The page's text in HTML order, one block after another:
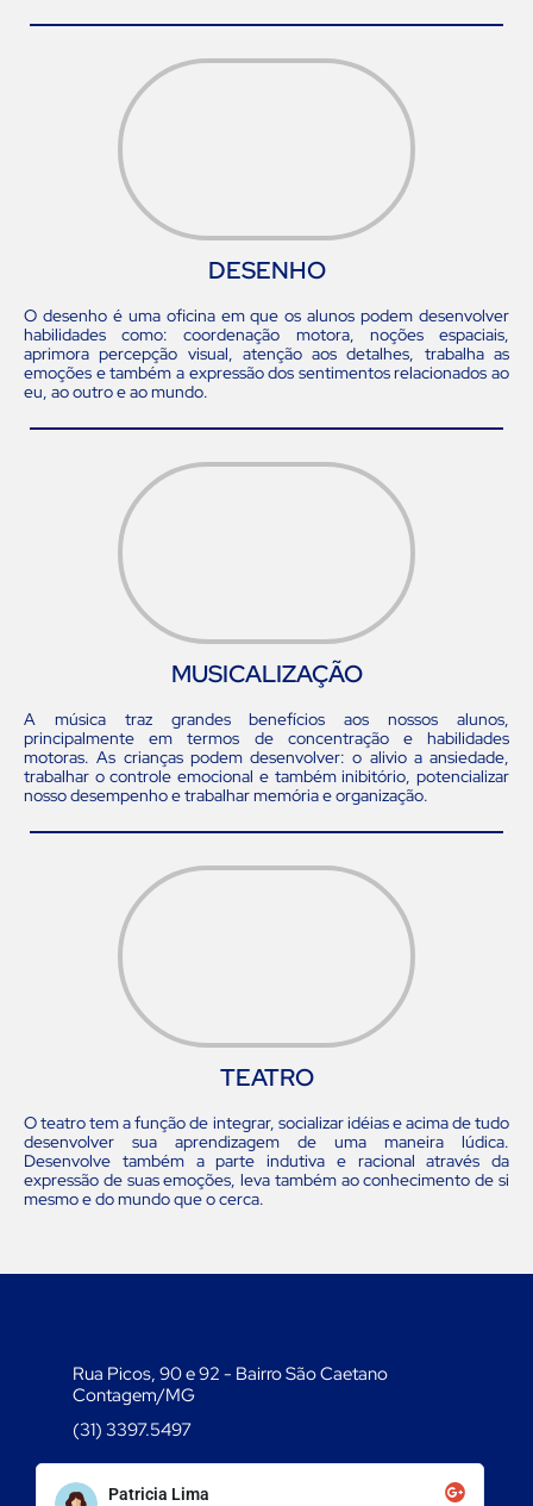
DESENHO
O desenho é uma oficina em que os alunos podem desenvolver
habilidades como: coordenação motora, noções espaciais,
aprimora percepção visual, atenção aos detalhes, trabalha as
emoções e também a expressão dos sentimentos relacionados ao
eu, ao outro e ao mundo.
MUSICALIZAÇÃO
A música traz grandes benefícios aos nossos alunos,
principalmente em termos de concentração e habilidades
motoras. As crianças podem desenvolver: o alivio a ansiedade,
trabalhar o controle emocional e também inibitório, potencializar
nosso desempenho e trabalhar memória e organização.
TEATRO
O teatro tem a função de integrar, socializar idéias e acima de tudo
desenvolver sua aprendizagem de uma maneira lúdica.
Desenvolve também a parte indutiva e racional através da
expressão de suas emoções, leva também ao conhecimento de si
mesmo e do mundo que o cerca.
Rua Picos, 90 e 92 - Bairro São Caetano
Contagem/MG
(31) 3397.5497
Patricia Lima